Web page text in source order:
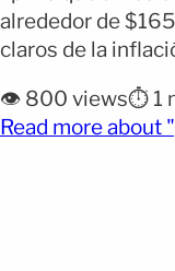
alrededor de
claros de la
cómo el dinero ha
los últimos 20
👁️ 800 views⏱️ 1
Read more about